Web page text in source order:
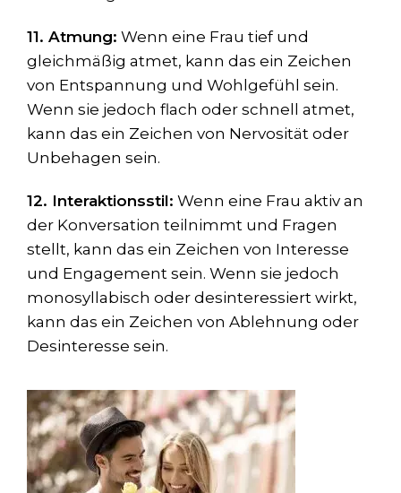
11. Atmung: Wenn eine Frau tief und
gleichmäßig atmet, kann das ein Zeichen
von Entspannung und Wohlgefühl sein.
Wenn sie jedoch flach oder schnell atmet,
kann das ein Zeichen von Nervosität oder
Unbehagen sein.
12. Interaktionsstil: Wenn eine Frau aktiv an
der Konversation teilnimmt und Fragen
stellt, kann das ein Zeichen von Interesse
und Engagement sein. Wenn sie jedoch
monosyllabisch oder desinteressiert wirkt,
kann das ein Zeichen von Ablehnung oder
Desinteresse sein.